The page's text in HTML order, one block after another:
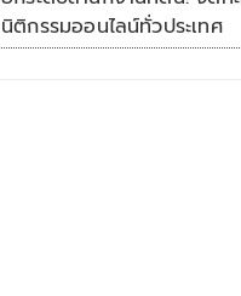
นิติกรรมออนไลน์ทั่วประเทศ